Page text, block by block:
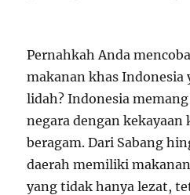
Pernahkah Anda
makanan khas Indonesia
lidah? Indonesia
negara dengan kekayaan
beragam. Dari Sabang
daerah memiliki
yang tidak hanya lezat,